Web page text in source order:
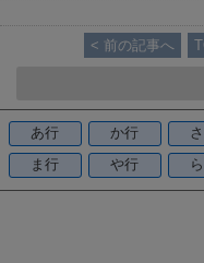
e
c
e
o
o
k
< 前の記事へ
あ行 か行
ま行
や行